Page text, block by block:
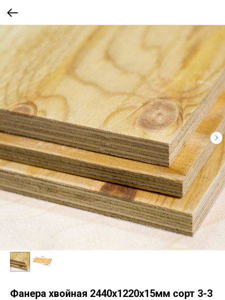
Фанера хвойная 2440х1220х15мм сорт 3-3